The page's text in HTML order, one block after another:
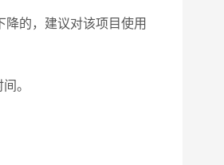
的，建议对该项目使用
。